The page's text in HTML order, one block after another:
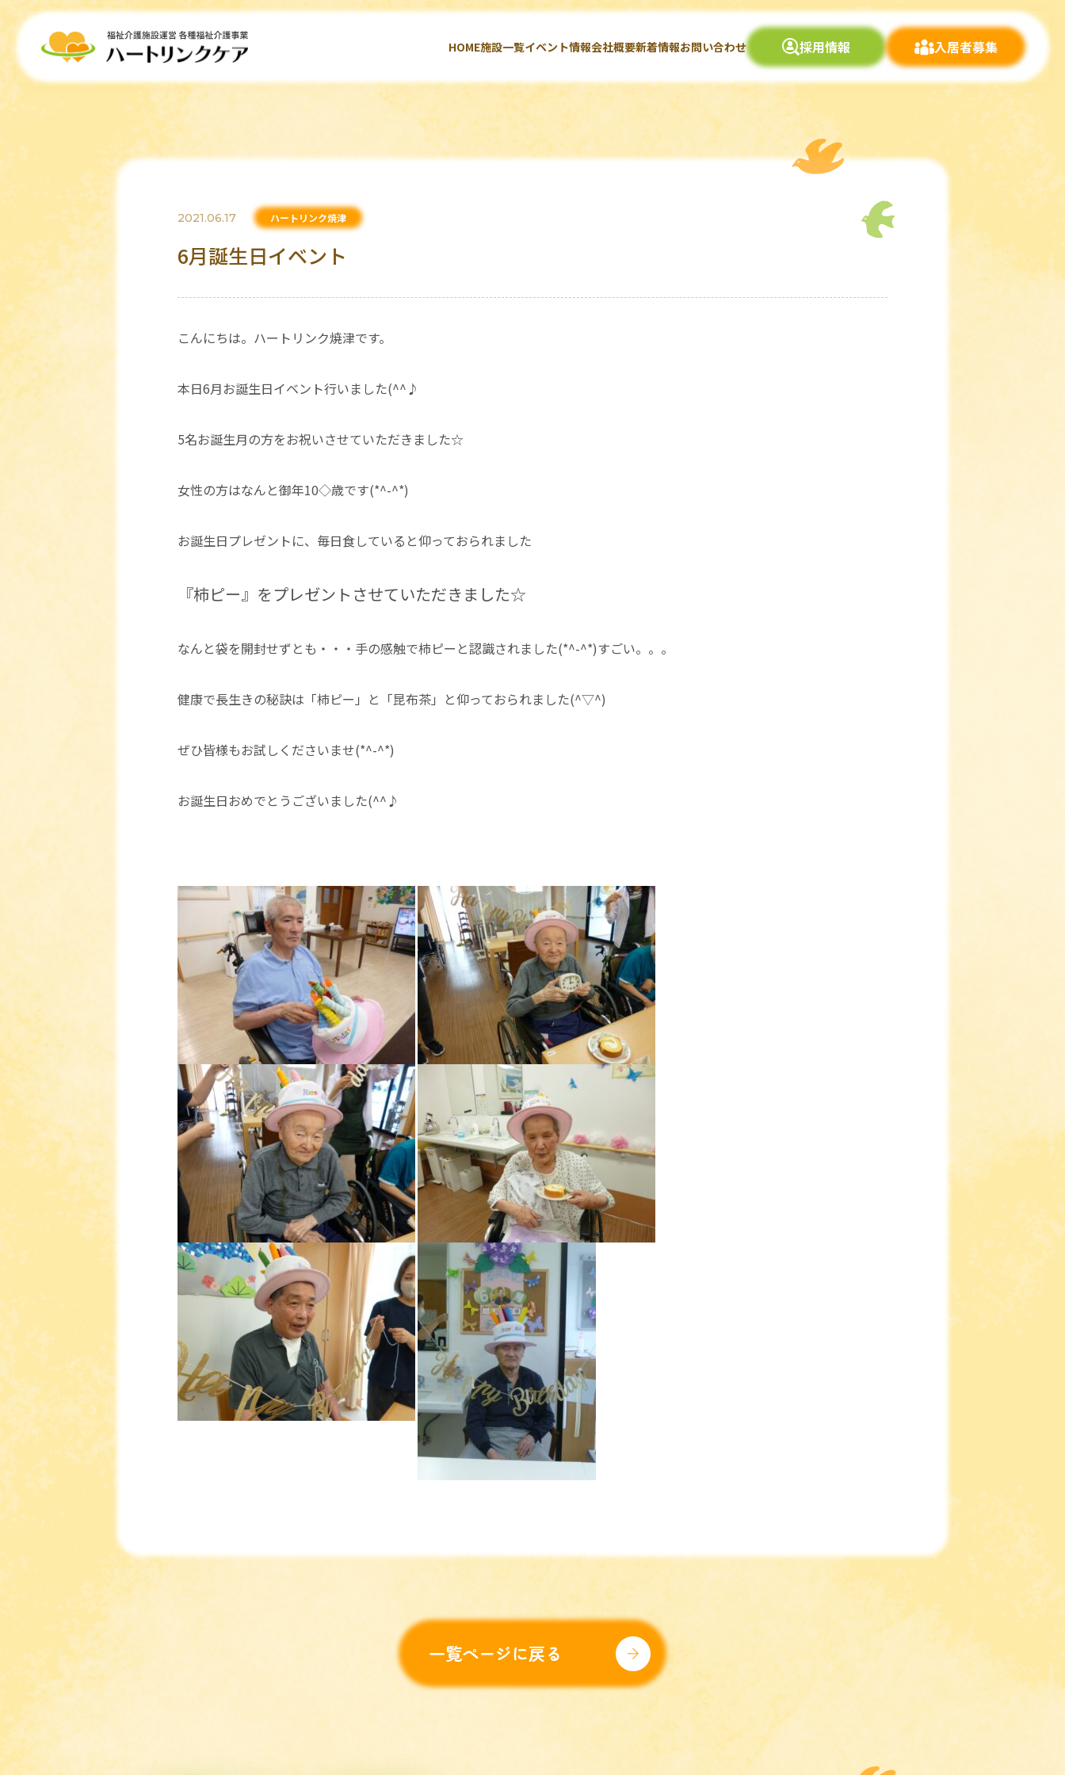
HOME施設一覧イベント情報会社概要新着情報お問い合わせ 採用情報 入居者募集
2021.06.17 ハートリンク焼津
6月誕生日イベント
こんにちは。ハートリンク焼津です。
本日6月お誕生日イベント行いました(^^♪
5名お誕生月の方をお祝いさせていただきました☆
女性の方はなんと御年10◇歳です(*^-^*)
お誕生日プレゼントに、毎日食していると仰っておられました
『柿ピー』をプレゼントさせていただきました☆
なんと袋を開封せずとも・・・手の感触で柿ピーと認識されました(*^-^*)すごい。。。
健康で長生きの秘訣は「柿ピー」と「昆布茶」と仰っておられました(^▽^)
ぜひ皆様もお試しくださいませ(*^-^*)
お誕生日おめでとうございました(^^♪
一覧ページに戻る